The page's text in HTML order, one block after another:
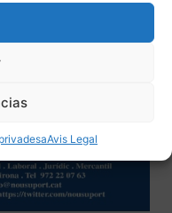
Avis Legal
de deutes que
de les fundacions.